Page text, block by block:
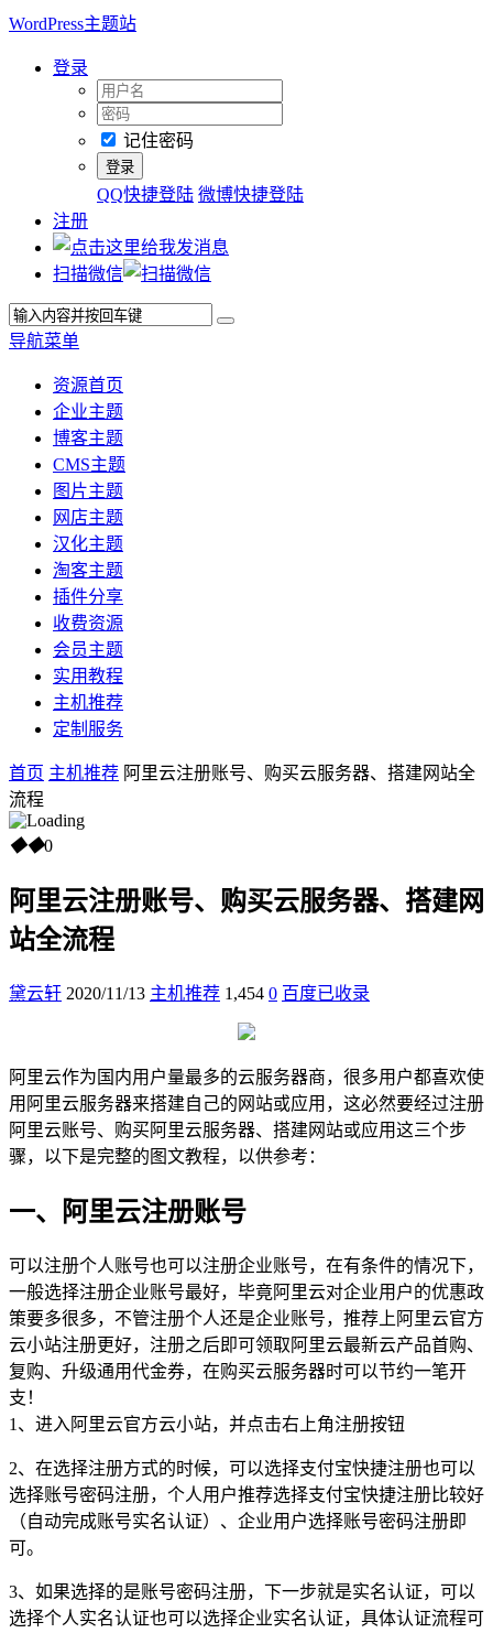
WordPress主题站
登录
记住密码
QQ快捷登陆 微博快捷登陆
注册
扫描微信
导航菜单
资源首页
企业主题
博客主题
CMS主题
图片主题
网店主题
汉化主题
淘客主题
插件分享
收费资源
会员主题
实用教程
主机推荐
定制服务
首页 主机推荐 阿里云注册账号、购买云服务器、搭建网站全
流程
◆◆0
阿里云注册账号、购买云服务器、搭建网
站全流程
黛云轩 2020/11/13 主机推荐 1,454 0 百度已收录
阿里云作为国内用户量最多的云服务器商，很多用户都喜欢使
用阿里云服务器来搭建自己的网站或应用，这必然要经过注册
阿里云账号、购买阿里云服务器、搭建网站或应用这三个步
骤，以下是完整的图文教程，以供参考：
一、阿里云注册账号
可以注册个人账号也可以注册企业账号，在有条件的情况下，
一般选择注册企业账号最好，毕竟阿里云对企业用户的优惠政
策要多很多，不管注册个人还是企业账号，推荐上阿里云官方
云小站注册更好，注册之后即可领取阿里云最新云产品首购、
复购、升级通用代金券，在购买云服务器时可以节约一笔开
支！
1、进入阿里云官方云小站，并点击右上角注册按钮
2、在选择注册方式的时候，可以选择支付宝快捷注册也可以
选择账号密码注册，个人用户推荐选择支付宝快捷注册比较好
（自动完成账号实名认证）、企业用户选择账号密码注册即
可。
3、如果选择的是账号密码注册，下一步就是实名认证，可以
选择个人实名认证也可以选择企业实名认证，具体认证流程可